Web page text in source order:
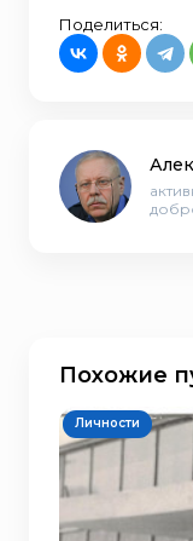
Поделиться:
Похожие
Личности